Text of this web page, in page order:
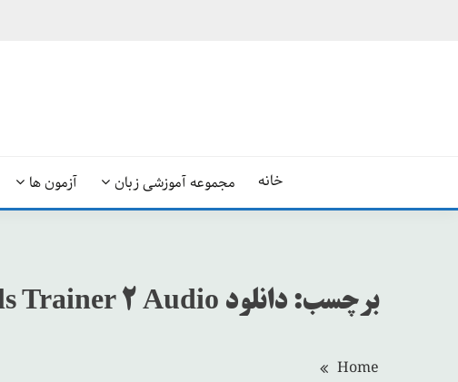
خانه مجموعه آموزشی زبان آزمون ها
برچسب: دانلود B1 Preliminary for Schools Trainer 2 Audio
Home